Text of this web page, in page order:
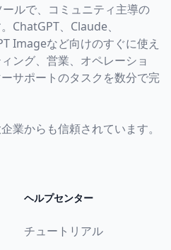
ルで、コミュニティ主導の
ChatGPT、Claude、
Imageなど向けのすぐに使え
ング、営業、オペレーショ
サポートのタスクを数分で完
業からも信頼されています。
ヘルプセンター
チュートリアル